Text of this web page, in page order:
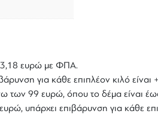
3,18 ευρώ με ΦΠΑ.
για κάθε επιπλέον κιλό
των 99 ευρώ, όπου το δέμα είναι
υπάρχει επιβάρυνση για κάθε